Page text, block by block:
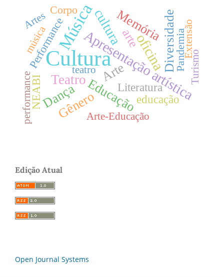
Cultura
Música
Apresentação artística
oficina
Teatro
cultura
Arte
MemóriaDiversidade
Educação
Gênero
Dança
arte
Literatura
educação
NEABI
Performance Pandemia
Corpo
Extensão
performance
música
teatro
Arte-Educação
Turismo
Artes
Edição Atual
Open Journal Systems